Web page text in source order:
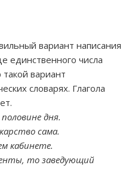
вариант написания
единственного числа
вариант
словарях. Глагола
дня.
сама.
кабинете.
то заведующий